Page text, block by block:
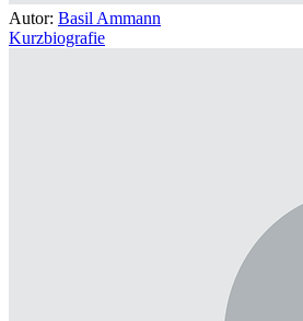
Autor: Basil Ammann
Kurzbiografie